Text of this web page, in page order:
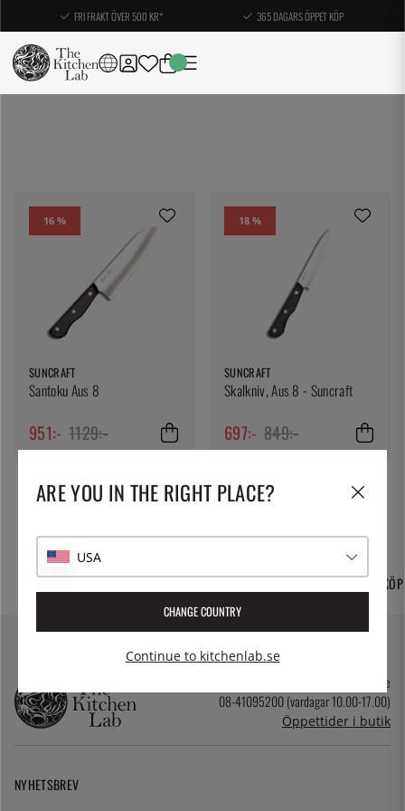
FRI FRAKT ÖVER 500 KR* 365 DAGARS ÖPPET KÖP
16 %
SUNCRAFT
Santoku Aus 8
951:- 1129:-
18 %
SUNCRAFT
Skalkniv, Aus 8 - Suncraft
697:- 849:-
FRI FRAKT OCH
HEMLEVERANS
TUSENTALS PRODUKTER 365 DAGARS ÖPPET KÖP
kundservice@kitchenlab.se
08-41095200 (vardagar 10.00-17.00)
Öppettider i butik
NYHETSBREV
ARE YOU IN THE RIGHT PLACE?
USA
CHANGE COUNTRY
Continue to kitchenlab.se